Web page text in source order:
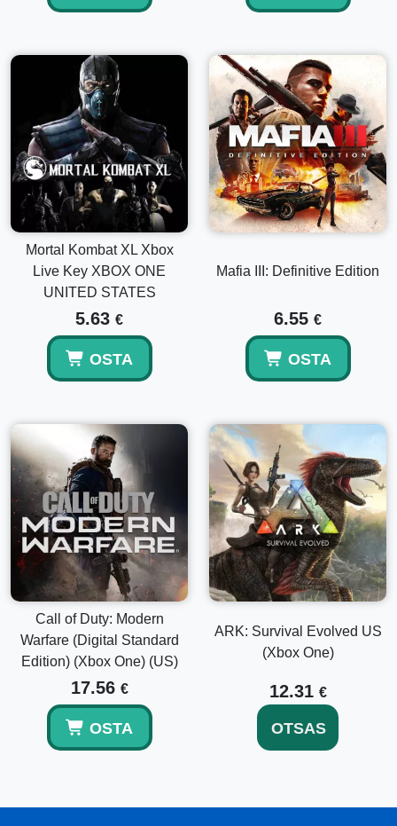
Mortal Kombat XL Xbox
Live Key XBOX ONE
UNITED STATES
5.63 €
OSTA
Mafia III: Definitive Edition
6.55 €
OSTA
Call of Duty: Modern
Warfare (Digital Standard
Edition) (Xbox One) (US)
17.56 €
OSTA
ARK: Survival Evolved US
(Xbox One)
12.31 €
OTSAS